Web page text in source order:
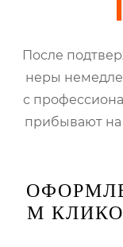
После
неры
с
прибывают на
М